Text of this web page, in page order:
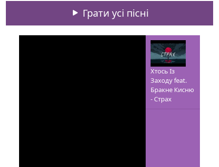
Грати усі пісні
Хтось Із
Заходу feat.
Бракне Кисню
- Страх